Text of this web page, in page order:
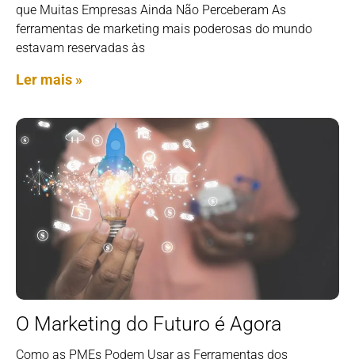
que Muitas Empresas Ainda Não Perceberam As
ferramentas de marketing mais poderosas do mundo
estavam reservadas às
Ler mais »
O Marketing do Futuro é Agora
Como as PMEs Podem Usar as Ferramentas dos